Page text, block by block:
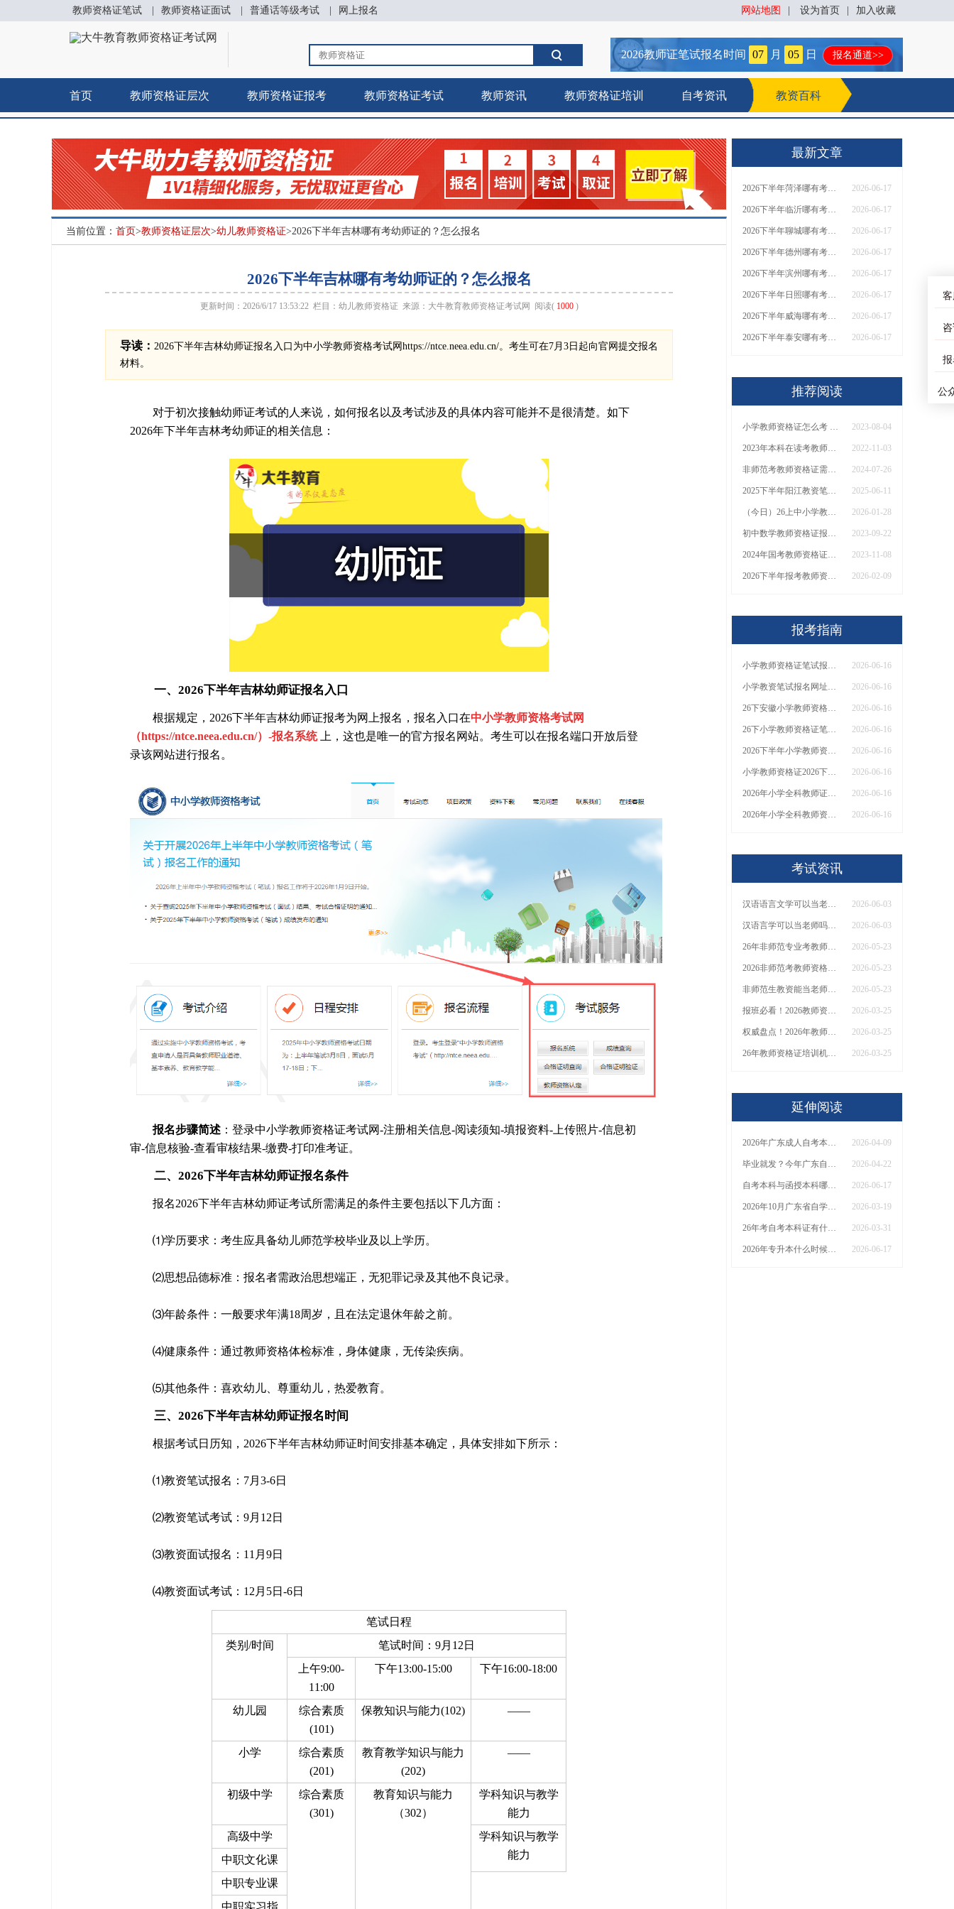
教师资格证笔试 教师资格证面试 普通话等级考试 网上报名 网站地图 设为首页 加入收藏
2026教师证笔试报名时间 07 月 05 日 报名通道>>
首页 教师资格证层次 教师资格证报考 教师资格证考试 教师资讯 教师资格证培训 自考资讯 教资百科
当前位置： 首页>教师资格证层次>幼儿教师资格证>2026下半年吉林哪有考幼师证的？怎么报名
2026下半年吉林哪有考幼师证的？怎么报名
更新时间：2026/6/17 13:53:22 栏目： 幼儿教师资格证来源： 大牛教育教师资格证考试网 阅读( 1000 )
导读： 2026下半年吉林幼师证报名入口为中小学教师资格考试网https://ntce.neea.edu.cn/。考生可在7月3日起向官网提交报名
材料。
对于初次接触幼师证考试的人来说，如何报名以及考试涉及的具体内容可能并不是很清楚。如下
2026年下半年吉林考幼师证的相关信息：
一、2026下半年吉林幼师证报名入口
根据规定，2026下半年吉林幼师证报考为网上报名，报名入口在中小学教师资格考试网
（https://ntce.neea.edu.cn/）-报名系统上，这也是唯一的官方报名网站。考生可以在报名端口开放后登
录该网站进行报名。
报名步骤简述 ：登录中小学教师资格证考试网-注册相关信息-阅读须知-填报资料-上传照片-信息初
审-信息核验-查看审核结果-缴费-打印准考证。
二、2026下半年吉林幼师证报名条件
报名2026下半年吉林幼师证考试所需满足的条件主要包括以下几方面：
⑴学历要求：考生应具备幼儿师范学校毕业及以上学历。
⑵思想品德标准：报名者需政治思想端正，无犯罪记录及其他不良记录。
⑶年龄条件：一般要求年满18周岁，且在法定退休年龄之前。
⑷健康条件：通过教师资格体检标准，身体健康，无传染疾病。
⑸其他条件：喜欢幼儿、尊重幼儿，热爱教育。
三、2026下半年吉林幼师证报名时间
根据考试日历知，2026下半年吉林幼师证时间安排基本确定，具体安排如下所示：
⑴教资笔试报名：7月3-6日
⑵教资笔试考试：9月12日
⑶教资面试报名：11月9日
⑷教资面试考试：12月5日-6日
笔试日程
类别/时间
笔试时间：9月12日
上午9:00-
11:00
下午13:00-15:00 下午16:00-18:00
幼儿园
综合素质
(101)
保教知识与能力(102) ——
小学
综合素质
(201)
教育教学知识与能力
(202)
——
初级中学
综合素质
(301)
教育知识与能力
（302）
学科知识与教学
能力
高级中学
学科知识与教学
能力
中职文化课
中职专业课
中职实习指
最新文章
2026下半年菏泽哪有考幼师证的？怎么报名 2026-06-17
2026下半年临沂哪有考幼师证的？怎么报名 2026-06-17
2026下半年聊城哪有考幼师证的？怎么报名 2026-06-17
2026下半年德州哪有考幼师证的？怎么报名 2026-06-17
2026下半年滨州哪有考幼师证的？怎么报名 2026-06-17
2026下半年日照哪有考幼师证的？怎么报名 2026-06-17
2026下半年威海哪有考幼师证的？怎么报名 2026-06-17
2026下半年泰安哪有考幼师证的？怎么报名 2026-06-17
推荐阅读
小学教师资格证怎么考 什么科目最简单 2023-08-04
2023年本科在读考教师资格证可以吗？ 2022-11-03
非师范考教师资格证需要考什么科目？ 2024-07-26
2025下半年阳江教资笔试什么时候能报和考试？ 2025-06-11
（今日）26上中小学教资准考证打印进行中 2026-01-28
初中数学教师资格证报名条件 2023-09-22
2024年国考教师资格证考试是否有专业限制？ 2023-11-08
2026下半年报考教师资格证照片要求几寸？什么格式的？ 2026-02-09
报考指南
小学教师资格证笔试报名页面在哪里找 网址是什么？ 2026-06-16
小学教资笔试报名网址在哪里找 怎么报名 2026-06-16
26下安徽小学教师资格证应该怎么报考 报名入口是？ 2026-06-16
26下小学教师资格证笔试报名有哪些条件与限制？考哪些科目？ 2026-06-16
2026下半年小学教师资格证笔试报考条件是什么？官网入口是什么？ 2026-06-16
小学教师资格证2026下半年具体要求和条件 2026-06-16
2026年小学全科教师证和单科区别 一文全览 2026-06-16
2026年小学全科教师资格证考什么？能当什么老师？ 2026-06-16
考试资讯
汉语语言文学可以当老师吗？要考教资吗？ 2026-06-03
汉语言学可以当老师吗？女生可以吗 2026-06-03
26年非师范专业考教师资格证可以当老师吗 2026-05-23
2026非师范考教师资格证可以当老师吗（女生篇） 2026-05-23
非师范生教资能当老师吗？一篇说明白！ 2026-05-23
报班必看！2026教师资格证报考培训班推荐榜TOP5！ 2026-03-25
权威盘点！2026年教师资格证十大知名机构排名与选择全攻略 2026-03-25
26年教师资格证培训机构哪个好？值得推荐有？ 2026-03-25
延伸阅读
2026年广东成人自考本科专业目录正式公布！速看最新开考专业汇总 2026-04-09
毕业就发？今年广东自考本科文凭有学位证吗？ 2026-04-22
自考本科与函授本科哪个含金量高 在校生怎么选 2026-06-17
2026年10月广东省自学考试考试时间是几号 2026-03-19
26年考自考本科证有什么专业选择？哪些好考？ 2026-03-31
2026年专升本什么时候考试报名？要满足什么条件 2026-06-17
公